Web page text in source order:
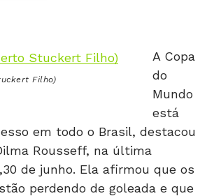
Filho)
A Copa
do
Mundo
está
em todo o Brasil, destacou
Rousseff, na última
de junho. Ela afirmou que os
perdendo de goleada e que